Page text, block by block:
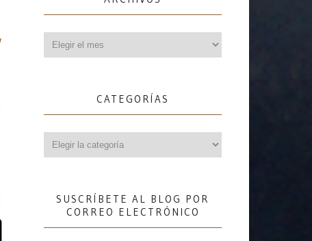
CATEGORÍAS
SUSCRÍBETE AL BLOG POR
CORREO ELECTRÓNICO